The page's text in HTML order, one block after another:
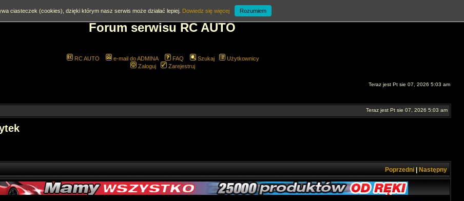
Forum serwisu RC AUTO
RC AUTO e-mail do ADMINA FAQ Szukaj
Użytkownicy
Zaloguj
Zarejestruj
Teraz jest Pt sie 07, 2026 5:03 am
Teraz jest Pt sie 07, 2026 5:03 am
Poprzedni Następny
ciasteczek (cookies), dzięki którym nasz serwis może działać lepiej. Dowiedz się więcej Rozumiem